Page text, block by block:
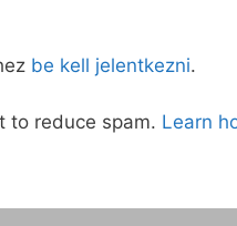
be kell jelentkezni.
to reduce spam. Learn